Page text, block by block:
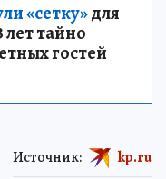
«сетку»для
лет тайно
гостей
Источник: kp.ru